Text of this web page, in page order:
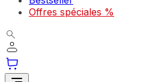
Offres spéciales %